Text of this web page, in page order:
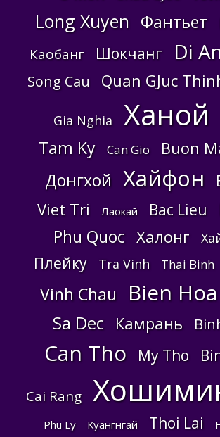
Long Xuyen Фантьет
Каобанг Шокчанг Di
Song Cau Quan GJuc
Gia Nghia Ханой
Tam Ky
Can Gio Buon
Донгхой Хайфон
Viet Tri Лаокай Bac Lieu
Phu Quoc Халонг
Плейку Tra Vinh Thai Binh
Vinh Chau Bien Hoa
Sa Dec Камрань
Can Tho My Tho
Cai Rang
Phu Ly Куангнгай Thoi Lai